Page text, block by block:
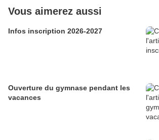
Vous aimerez aussi
Infos inscription 2026-2027
Ouverture du gymnase pendant les
vacances